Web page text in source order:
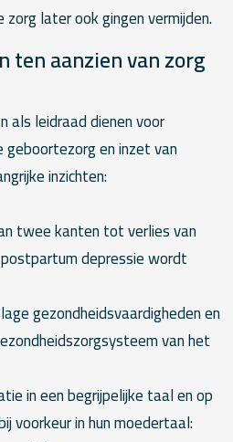
later ook gingen vermijden.
ten aanzien van zorg
leidraad dienen voor
en inzet van
inzichten:
twee kanten tot verlies van
depressie wordt
gezondheidsvaardigheden en
van het
in een begrijpelijke taal en op
voorkeur in hun moedertaal: